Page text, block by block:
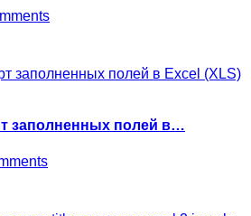
заполненных полей в…